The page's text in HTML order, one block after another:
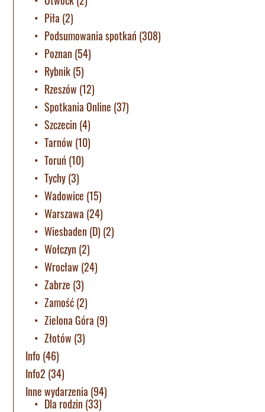
Piła (2)
Podsumowania spotkań (308)
Poznan (54)
Rybnik(5)
Rzeszów (12)
Spotkania Online (37)
Szczecin (4)
Tarnów (10)
Toruń (10)
Tychy(3)
Wadowice (15)
Warszawa (24)
Wiesbaden (D) (2)
Wołczyn (2)
Wrocław (24)
Zabrze (3)
Zamość(2)
Zielona Góra (9)
Złotów (3)
Info (46)
Info2 (34)
Inne wydarzenia (94)
Dla rodzin (33)